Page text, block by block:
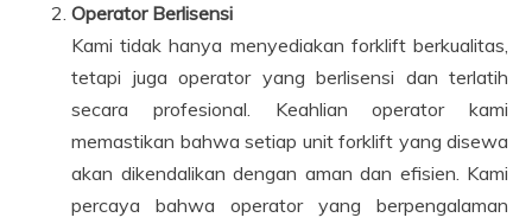
Operator Berlisensi
Kami tidak hanya menyediakan forklift berkualitas,
tetapi juga operator yang berlisensi dan terlatih
secara profesional. Keahlian operator kami
memastikan bahwa setiap unit forklift yang disewa
akan dikendalikan dengan aman dan efisien. Kami
percaya bahwa operator yang berpengalaman